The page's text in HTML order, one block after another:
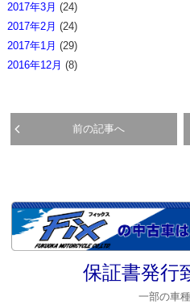
2017年3月 (24)
2017年2月 (24)
2017年1月 (29)
2016年12月 (8)
前の記事へ
保証書発行
一部の車